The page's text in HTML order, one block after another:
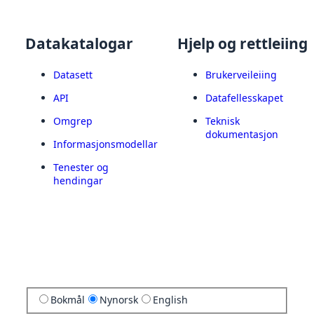
Datakatalogar
Datasett
API
Omgrep
Informasjonsmodellar
Tenester og
hendingar
Hjelp og rettleiing
Brukerveileiing
Datafellesskapet
Teknisk
dokumentasjon
Bokmål Nynorsk English